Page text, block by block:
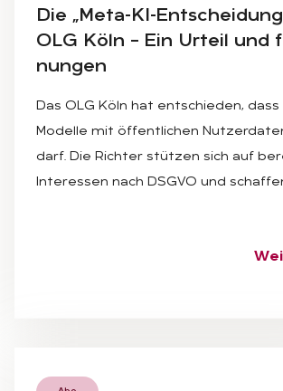
Die „Meta-KI-
OLG Köln – Ein Ur­teil und
nun­gen
Das OLG Köln hat entschieden, dass
Modelle mit öffentlichen
darf. Die Richter stützen sich auf
Interessen nach DSGVO und